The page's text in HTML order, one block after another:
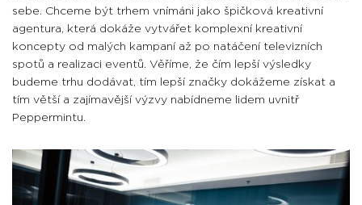
sebe. Chceme být trhem vnímáni jako špičková kreativní
agentura, která dokáže vytvářet komplexní kreativní
koncepty od malých kampaní až po natáčení televizních
spotů a realizaci eventů. Věříme, že čím lepší výsledky
budeme trhu dodávat, tím lepší značky dokážeme získat a
tím větší a zajímavější výzvy nabídneme lidem uvnitř
Peppermintu.